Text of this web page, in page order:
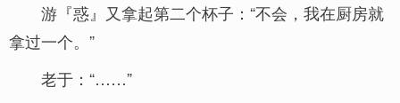
游『惑』又拿起第二个杯子：“不会，我在厨房就
拿过一个。”
老于：“……”